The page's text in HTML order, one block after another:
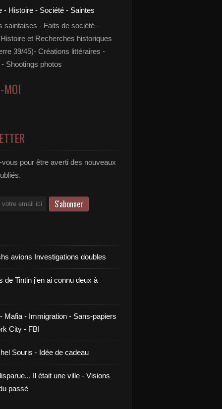
saintaises - Faits de société -
et Recherches historiques
39/45)- Créations littéraires -
Shootings photos
MOI
pour être averti des nouveaux
avions Investigations doubles
de Tintin j'en ai connu deux à
Mafia - Immigration - Sans-papiers
City - FBI
Souris - Idée de cadeau
Il était une ville - Visions
passé